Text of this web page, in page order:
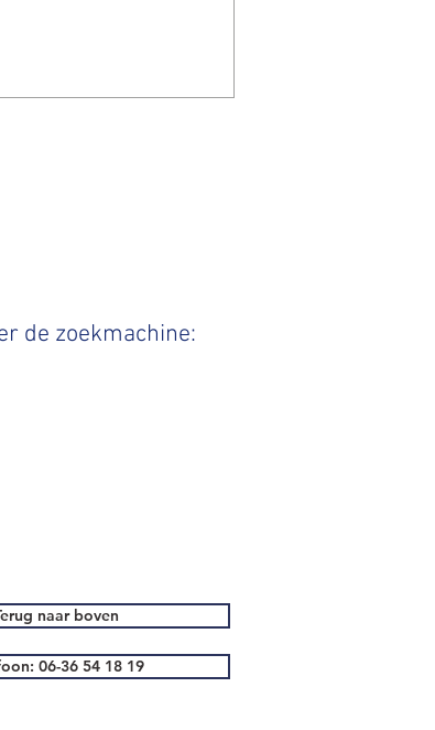
de zoekmachine:
naar boven
06-36 54 18 19